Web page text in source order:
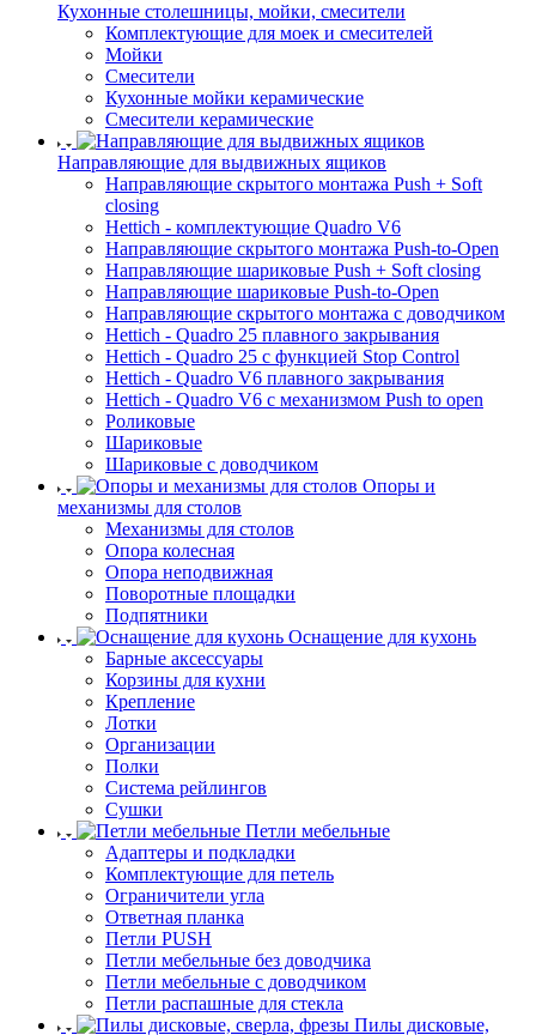
Кухонные столешницы, мойки, смесители
Комплектующие для моек и смесителей
Мойки
Смесители
Кухонные мойки керамические
Смесители керамические
Направляющие для выдвижных ящиков
Направляющие скрытого монтажа Push + Soft
closing
Hettich - комплектующие Quadro V6
Направляющие скрытого монтажа Push-to-Open
Направляющие шариковые Push + Soft closing
Направляющие шариковые Push-to-Open
Направляющие скрытого монтажа с доводчиком
Hettich - Quadro 25 плавного закрывания
Hettich - Quadro 25 с функцией Stop Control
Hettich - Quadro V6 плавного закрывания
Hettich - Quadro V6 с механизмом Push to open
Роликовые
Шариковые
Шариковые с доводчиком
Опоры и
механизмы для столов
Механизмы для столов
Опора колесная
Опора неподвижная
Поворотные площадки
Подпятники
Оснащение для кухонь
Барные аксессуары
Корзины для кухни
Крепление
Лотки
Организации
Полки
Система рейлингов
Сушки
Петли мебельные
Адаптеры и подкладки
Комплектующие для петель
Ограничители угла
Ответная планка
Петли PUSH
Петли мебельные без доводчика
Петли мебельные с доводчиком
Петли распашные для стекла
Пилы дисковые,